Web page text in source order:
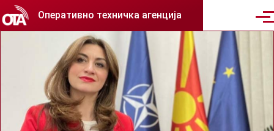
Skip to main content
Оперативно техничка агенција
Директор